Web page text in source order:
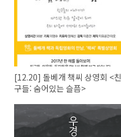
[12.20] 돌베개 책씨 상영회 <친
구들: 숨어있는 슬픔>